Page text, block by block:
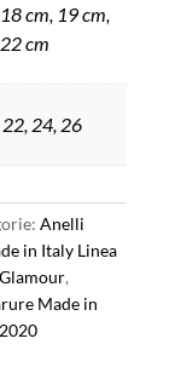
cm, 19 cm,
cm
24, 26
Anelli
in Italy Linea
,
Made in